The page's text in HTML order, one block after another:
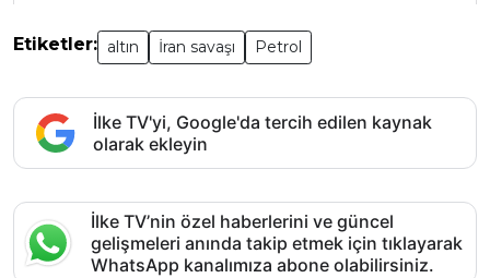
Etiketler: altın İran savaşı Petrol
İlke TV'yi, Google'da tercih edilen kaynak
olarak ekleyin
İlke TV’nin özel haberlerini ve güncel
gelişmeleri anında takip etmek için tıklayarak
WhatsApp kanalımıza abone olabilirsiniz.